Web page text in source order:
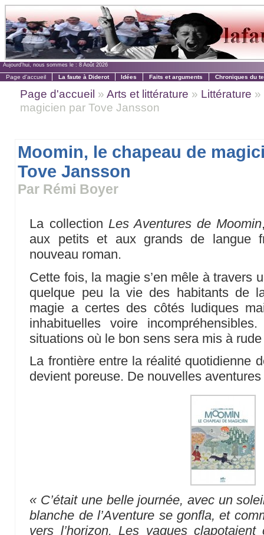
Aujourd'hui, nous sommes le : 8 Août 2026
Page d'accueil La faute à Diderot Idées Faits et arguments Chroniques du
Page d'accueil »Arts et littérature » Littérature »
magicien par Tove Jansson
Moomin, le chapeau de
Tove Jansson
Par Rémi Boyer
La collection Les Aventures de Moomin
aux petits et aux grands de langue
nouveau roman.
Cette fois, la magie s’en mêle à travers
quelque peu la vie des habitants de
magie a certes des côtés ludiques
inhabituelles voire
situations où le bon sens sera mis à
La frontière entre la réalité quotidienne
devient poreuse. De nouvelles
« C’était une belle journée, avec un
blanche de l’Aventure se gonfla, et
vers l’horizon. Les vagues